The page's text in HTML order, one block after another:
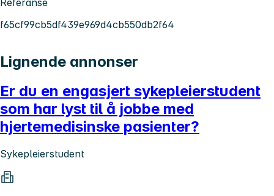
f65cf99cb5df439e969d4cb550db2f64
Lignende annonser
Er du en engasjert sykepleierstudent
som har lyst til å jobbe med
hjertemedisinske pasienter?
Sykepleierstudent